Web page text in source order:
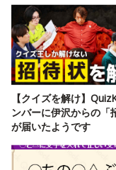
【クイズを解け】
ンバーに伊沢からの「
が届いたようです